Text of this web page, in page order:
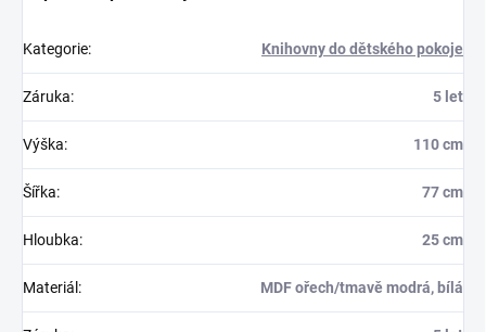
Kategorie: Knihovny do dětského pokoje
Záruka: 5 let
Výška: 110 cm
Šířka: 77 cm
Hloubka: 25 cm
Materiál : MDF ořech/tmavě modrá, bílá